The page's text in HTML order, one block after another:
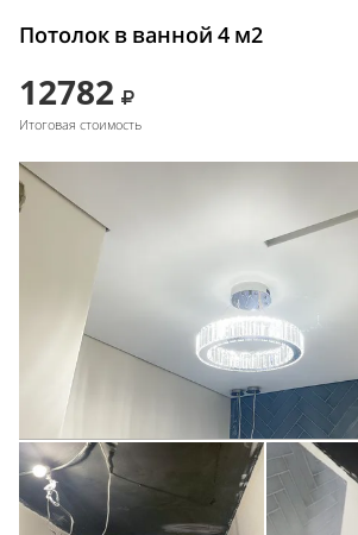
Потолок в ванной 4 м2
12782
Итоговая стоимость